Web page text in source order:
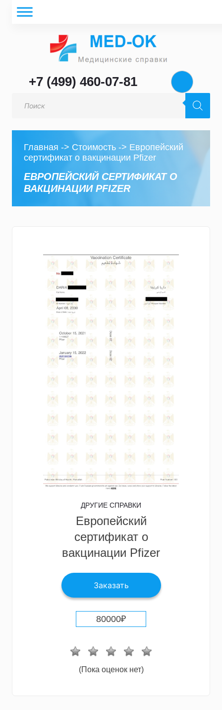
+7 (499) 460-07-81
товаров
Главная -> Стоимость -> Европейский
сертификат о вакцинации Pfizer
ЕВРОПЕЙСКИЙ СЕРТИФИКАТ О
ВАКЦИНАЦИИ PFIZER
ДРУГИЕ СПРАВКИ
Европейский
сертификат о
вакцинации Pfizer
Заказать
80000₽
(Пока оценок нет)